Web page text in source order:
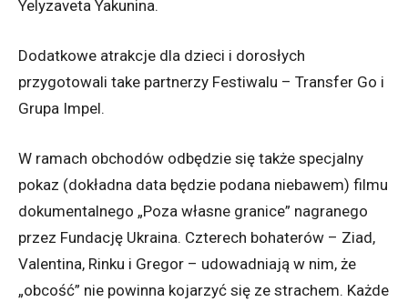
Yelyzaveta Yakunina.
Dodatkowe atrakcje dla dzieci i dorosłych
przygotowali take partnerzy Festiwalu – Transfer Go i
Grupa Impel.
W ramach obchodów odbędzie się także specjalny
pokaz (dokładna data będzie podana niebawem) filmu
dokumentalnego „Poza własne granice” nagranego
przez Fundację Ukraina. Czterech bohaterów – Ziad,
Valentina, Rinku i Gregor – udowadniają w nim, że
„obcość” nie powinna kojarzyć się ze strachem. Każde